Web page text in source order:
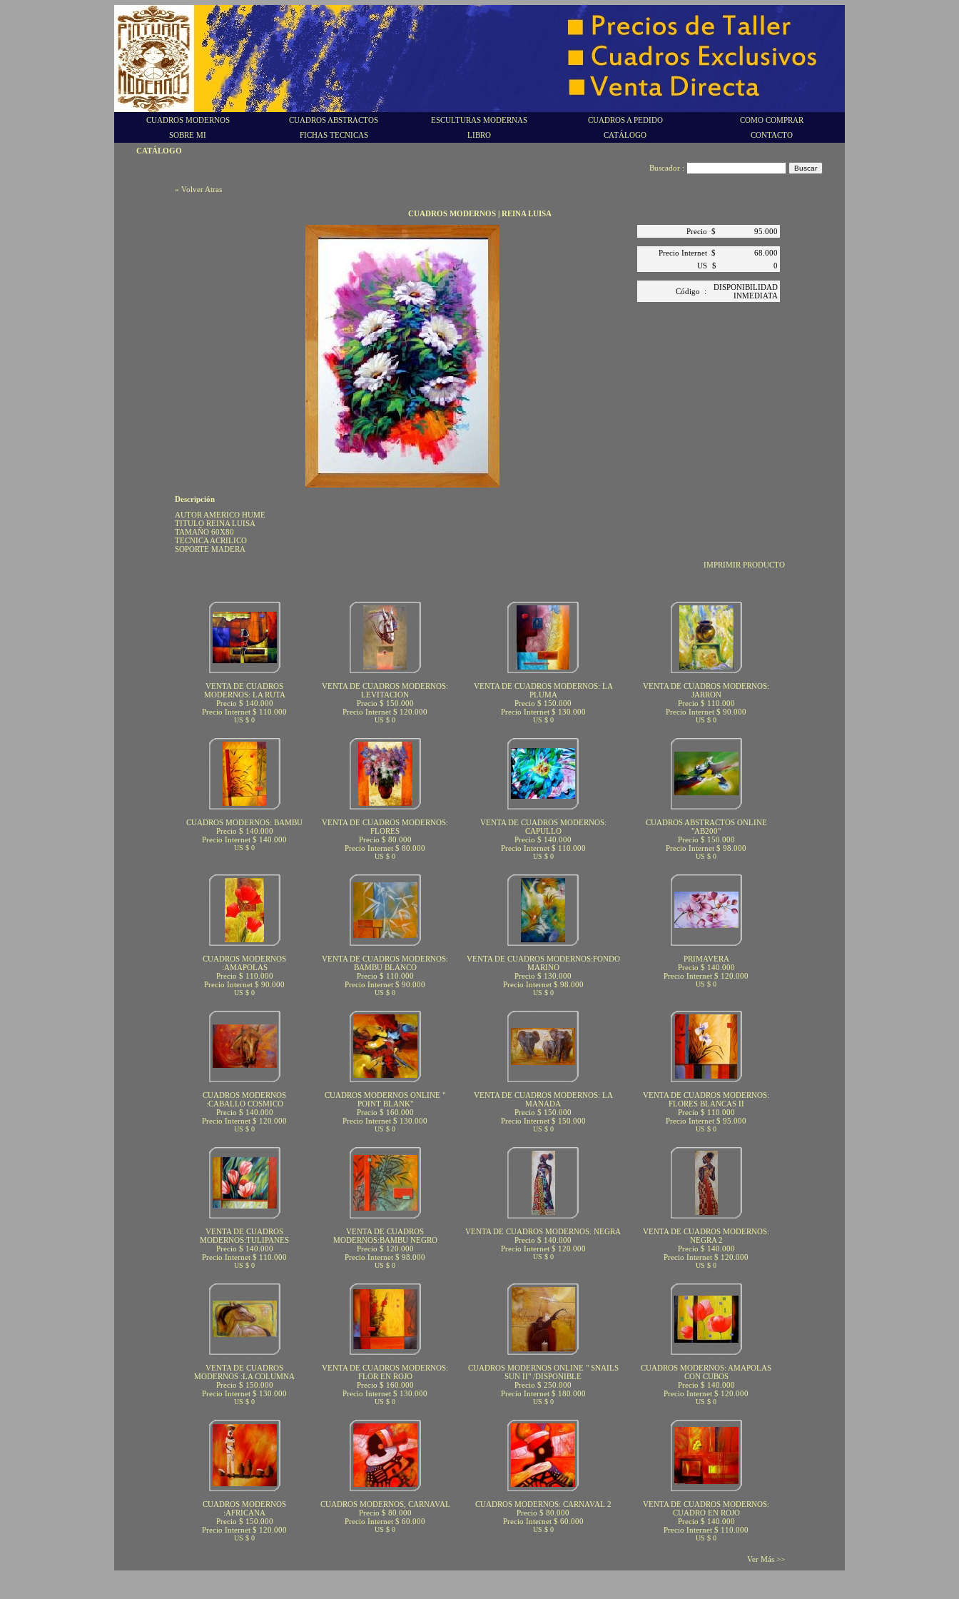
CUADROS MODERNOS CUADROS ABSTRACTOS ESCULTURAS MODERNAS CUADROS A PEDIDO
COMO COMPRAR
SOBRE MI
FICHAS TECNICAS LIBRO CATÁLOGO
CONTACTO
CATÁLOGO
Buscador :
« Volver Atras
CUADROS MODERNOS | REINA LUISA
Precio $ 95.000
Precio Internet $
68.000
US
$ 0
Código :
DISPONIBILIDAD
INMEDIATA
Descripción
AUTOR AMERICO HUME
TITULO REINA LUISA
TAMAÑO 60X80
TECNICA ACRILICO
SOPORTE MADERA
IMPRIMIR PRODUCTO
VENTA DE CUADROS
MODERNOS: LA RUTA
Precio $ 140.000
Precio Internet $ 110.000
US $ 0
VENTA DE CUADROS MODERNOS:
LEVITACION
Precio $ 150.000
Precio Internet $ 120.000
US $ 0
VENTA DE CUADROS MODERNOS: LA
PLUMA
Precio $ 150.000
Precio Internet $ 130.000
US $ 0
VENTA DE CUADROS MODERNOS:
JARRON
Precio $ 110.000
Precio Internet $ 90.000
US $ 0
CUADROS MODERNOS: BAMBU
Precio $ 140.000
Precio Internet $ 140.000
US $ 0
VENTA DE CUADROS MODERNOS:
FLORES
Precio $ 80.000
Precio Internet $ 80.000
US $ 0
VENTA DE CUADROS MODERNOS:
CAPULLO
Precio $ 140.000
Precio Internet $ 110.000
US $ 0
CUADROS ABSTRACTOS ONLINE
"AB200"
Precio $ 150.000
Precio Internet $ 98.000
US $ 0
CUADROS MODERNOS
:AMAPOLAS
Precio $ 110.000
Precio Internet $ 90.000
US $ 0
VENTA DE CUADROS MODERNOS:
BAMBU BLANCO
Precio $ 110.000
Precio Internet $ 90.000
US $ 0
VENTA DE CUADROS MODERNOS:FONDO
MARINO
Precio $ 130.000
Precio Internet $ 98.000
US $ 0
PRIMAVERA
Precio $ 140.000
Precio Internet $ 120.000
US $ 0
CUADROS MODERNOS
:CABALLO COSMICO
Precio $ 140.000
Precio Internet $ 120.000
US $ 0
CUADROS MODERNOS ONLINE "
POINT BLANK"
Precio $ 160.000
Precio Internet $ 130.000
US $ 0
VENTA DE CUADROS MODERNOS: LA
MANADA
Precio $ 150.000
Precio Internet $ 150.000
US $ 0
VENTA DE CUADROS MODERNOS:
FLORES BLANCAS II
Precio $ 110.000
Precio Internet $ 95.000
US $ 0
VENTA DE CUADROS
MODERNOS:TULIPANES
Precio $ 140.000
Precio Internet $ 110.000
US $ 0
VENTA DE CUADROS
MODERNOS:BAMBU NEGRO
Precio $ 120.000
Precio Internet $ 98.000
US $ 0
VENTA DE CUADROS MODERNOS: NEGRA
Precio $ 140.000
Precio Internet $ 120.000
US $ 0
VENTA DE CUADROS MODERNOS:
NEGRA 2
Precio $ 140.000
Precio Internet $ 120.000
US $ 0
VENTA DE CUADROS
MODERNOS :LA COLUMNA
Precio $ 150.000
Precio Internet $ 130.000
US $ 0
VENTA DE CUADROS MODERNOS:
FLOR EN ROJO
Precio $ 160.000
Precio Internet $ 130.000
US $ 0
CUADROS MODERNOS ONLINE " SNAILS
SUN II" /DISPONIBLE
Precio $ 250.000
Precio Internet $ 180.000
US $ 0
CUADROS MODERNOS: AMAPOLAS
CON CUBOS
Precio $ 140.000
Precio Internet $ 120.000
US $ 0
CUADROS MODERNOS
:AFRICANA
Precio $ 150.000
Precio Internet $ 120.000
US $ 0
CUADROS MODERNOS, CARNAVAL
Precio $ 80.000
Precio Internet $ 60.000
US $ 0
CUADROS MODERNOS: CARNAVAL 2
Precio $ 80.000
Precio Internet $ 60.000
US $ 0
VENTA DE CUADROS MODERNOS:
CUADRO EN ROJO
Precio $ 140.000
Precio Internet $ 110.000
US $ 0
Ver Más >>